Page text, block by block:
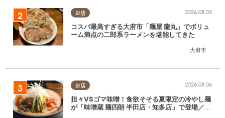
お店
大府市
2026.08.05
コスパ最高すぎる大府市「麺屋 龍丸」でボリュ
ーム満点の二郎系ラーメンを堪能してきた
お店 2026.08.06
担々VSゴマ味噌！食欲そそる夏限定の冷やし麺
が「味噌蔵 麺四朗 半田店・知多店」で登場／ち